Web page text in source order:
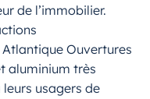
de l’immobilier.
Ouvertures
aluminium très
usagers de